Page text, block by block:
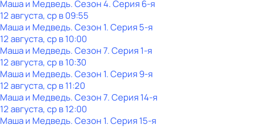
Маша и Медведь. Сезон 4. Серия 6-я
12 августа, ср в 09:55
Маша и Медведь. Сезон 1. Серия 5-я
12 августа, ср в 10:00
Маша и Медведь. Сезон 7. Серия 1-я
12 августа, ср в 10:30
Маша и Медведь. Сезон 1. Серия 9-я
12 августа, ср в 11:20
Маша и Медведь. Сезон 7. Серия 14-я
12 августа, ср в 12:00
Маша и Медведь. Сезон 1. Серия 15-я